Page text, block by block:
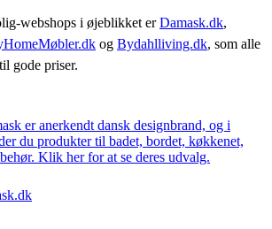
webshops i øjeblikket erDamask.dk,
og Bydahlliving.dk, som alle
gode priser.
er anerkendt dansk designbrand, og i
du produkter til badet, bordet, køkkenet,
Klik her for at se deres udvalg.